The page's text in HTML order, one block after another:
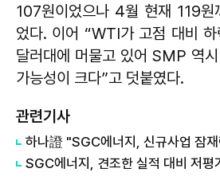
107원이었으나 4월 현재 119원
었다. 이어 “WTI가 고점 대비
달러대에 머물고 있어 SMP 역
가능성이 크다”고 덧붙였다.
관련기사
​SGC에너지, 견조한 실적 대비 저평